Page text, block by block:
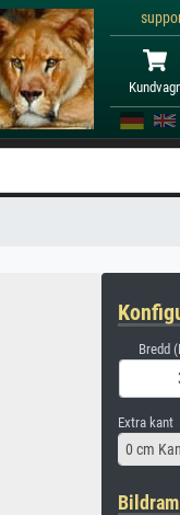
Bredd
Extra kant
0 cm
Bildram